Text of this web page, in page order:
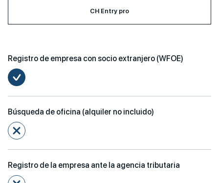
CH Entry pro
Registro de empresa con socio extranjero (WFOE)
Búsqueda de oficina (alquiler no incluido)
Registro de la empresa ante la agencia tributaria